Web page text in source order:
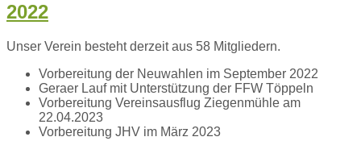
2022
Unser Verein besteht derzeit aus 58 Mitgliedern.
Vorbereitung der Neuwahlen im September 2022
Geraer Lauf mit Unterstützung der FFW Töppeln
Vorbereitung Vereinsausflug Ziegenmühle am
22.04.2023
Vorbereitung JHV im März 2023